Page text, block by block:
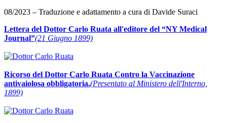
08/2023 – Traduzione e adattamento a cura di Davide Suraci
Lettera del Dottor Carlo Ruata all'editore del “NY Medical
Journal”(21 Giugno 1899)
Ricorso del Dottor Carlo Ruata Contro la Vaccinazione
antivaiolosa obbligatoria.(Presentato al Ministero dell'Interno,
1899)